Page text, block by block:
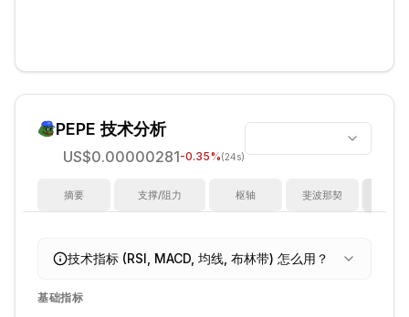
PEPE 技术分析
US$0.00000281-0.35%(24s)
摘要 支撑/阻力 枢轴 斐波那契
技术指标 (RSI, MACD, 均线, 布林带) 怎么用？
基础指标